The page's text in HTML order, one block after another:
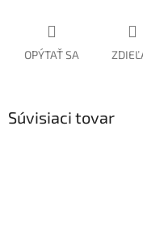
OPÝTAŤ SA
Súvisiaci tovar